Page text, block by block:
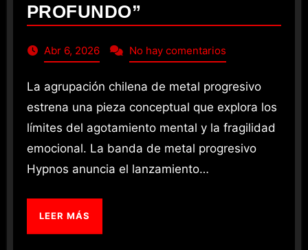
PROFUNDO”
Abr 6, 2026 No hay comentarios
La agrupación chilena de metal progresivo
estrena una pieza conceptual que explora los
límites del agotamiento mental y la fragilidad
emocional. La banda de metal progresivo
Hypnos anuncia el lanzamiento…
LEER MÁS